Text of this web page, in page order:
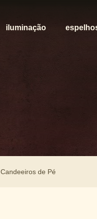
iluminação
Candeeiros de Pé